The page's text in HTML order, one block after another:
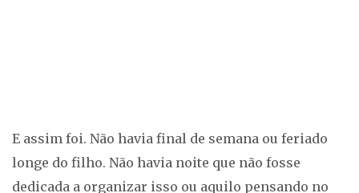
E assim foi. Não havia final de semana ou feriado
longe do filho. Não havia noite que não fosse
dedicada a organizar isso ou aquilo pensando no